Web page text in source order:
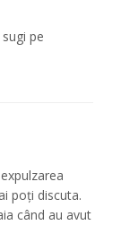
pe
poți discuta.
când au avut